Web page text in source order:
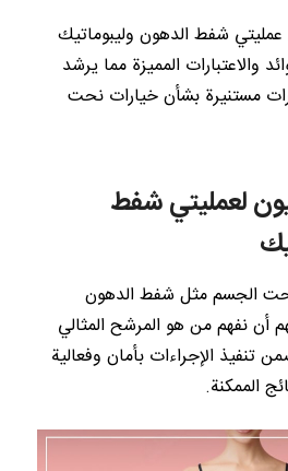
عمليتي شفط الدهون وليبوماتيك
والاعتبارات المميزة مما يرشد
مستنيرة بشأن خيارات نحت
لعمليتي شفط
الجسم مثل شفط الدهون
أن نفهم من هو المرشح المثالي
تنفيذ الإجراءات بأمان وفعالية
الممكنة.